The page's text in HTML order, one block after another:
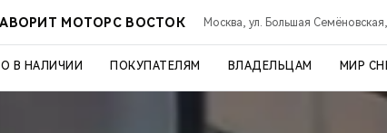
МОТОРС ВОСТОК Москва, ул. Большая
В НАЛИЧИИ ПОКУПАТЕЛЯМ ВЛАДЕЛЬЦАМ МИР